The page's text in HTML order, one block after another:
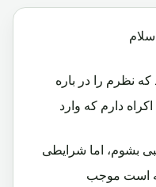
نظرم را در باره
دارم که وارد
بشوم، اما شرایطی
است موجب